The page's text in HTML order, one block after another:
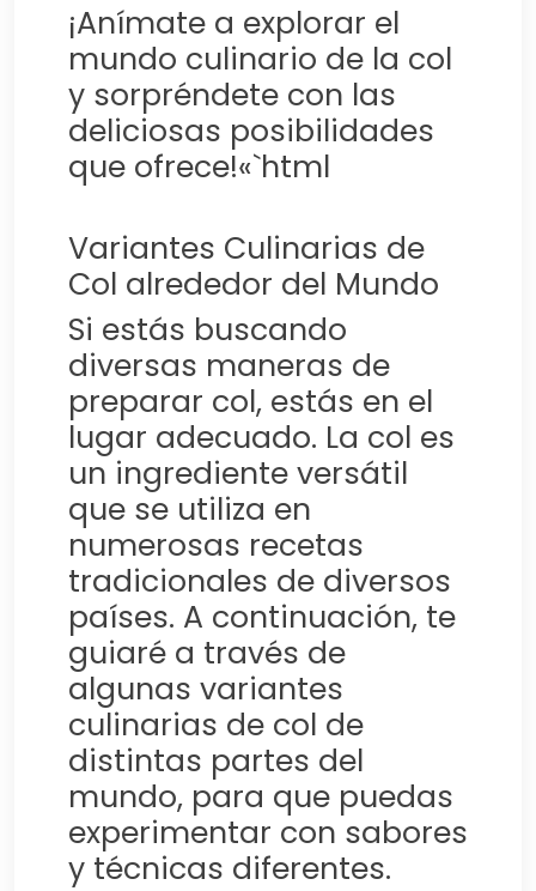
¡Anímate a explorar el
mundo culinario de la col
y sorpréndete con las
deliciosas posibilidades
que ofrece!«`html
Variantes Culinarias de
Col alrededor del Mundo
Si estás buscando
diversas maneras de
preparar col, estás en el
lugar adecuado. La col es
un ingrediente versátil
que se utiliza en
numerosas recetas
tradicionales de diversos
países. A continuación, te
guiaré a través de
algunas variantes
culinarias de col de
distintas partes del
mundo, para que puedas
experimentar con sabores
y técnicas diferentes.